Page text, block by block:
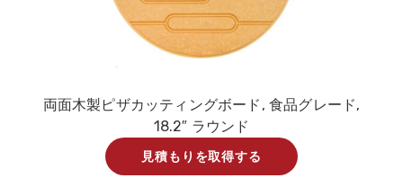
両面木製ピザカッティングボード, 食品グレード,
18.2″ ラウンド
見積もりを取得する